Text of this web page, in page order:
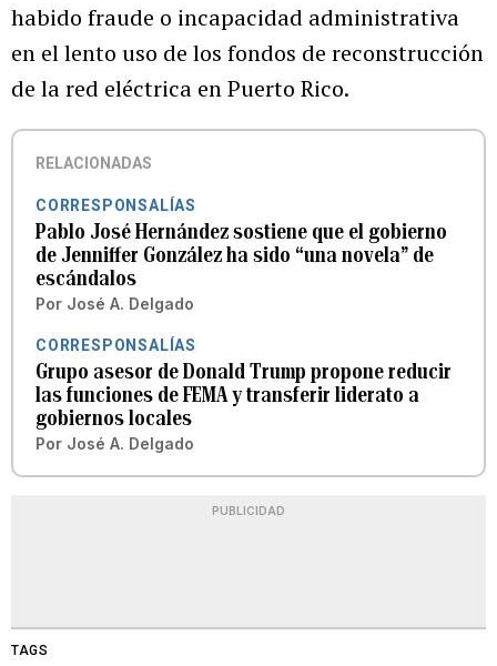
habido fraude o incapacidad administrativa
en el lento uso de los fondos de reconstrucción
de la red eléctrica en Puerto Rico.
RELACIONADAS
CORRESPONSALÍAS
Pablo José Hernández sostiene que el gobierno
de Jenniffer González ha sido “una novela” de
escándalos
Por José A. Delgado
CORRESPONSALÍAS
Grupo asesor de Donald Trump propone reducir
las funciones de FEMA y transferir liderato a
gobiernos locales
Por José A. Delgado
PUBLICIDAD
TAGS